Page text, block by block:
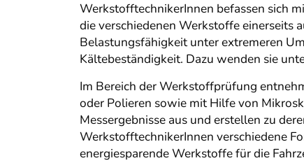
WerkstofftechnikerInnen befassen sich
die verschiedenen Werkstoffe einerseits
Belastungsfähigkeit unter extremeren
Kältebeständigkeit. Dazu wenden sie
Im Bereich der Werkstoffprüfung
oder Polieren sowie mit Hilfe von
Messergebnisse aus und erstellen zu
WerkstofftechnikerInnen verschiedene
energiesparende Werkstoffe für die